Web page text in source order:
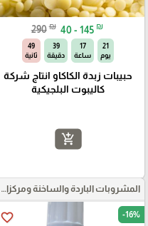
290 ₪ 40 - 145 ₪
21
يوم
17
ساعة
39
دقيقة
47
ثانية
حبيبات زبدة الكاكاو انتاج شركة
كاليبوت البلجيكية
add_shopping_cart
المشروبات الباردة والساخنة ومركزات الموهيتو
favorite_border -16%